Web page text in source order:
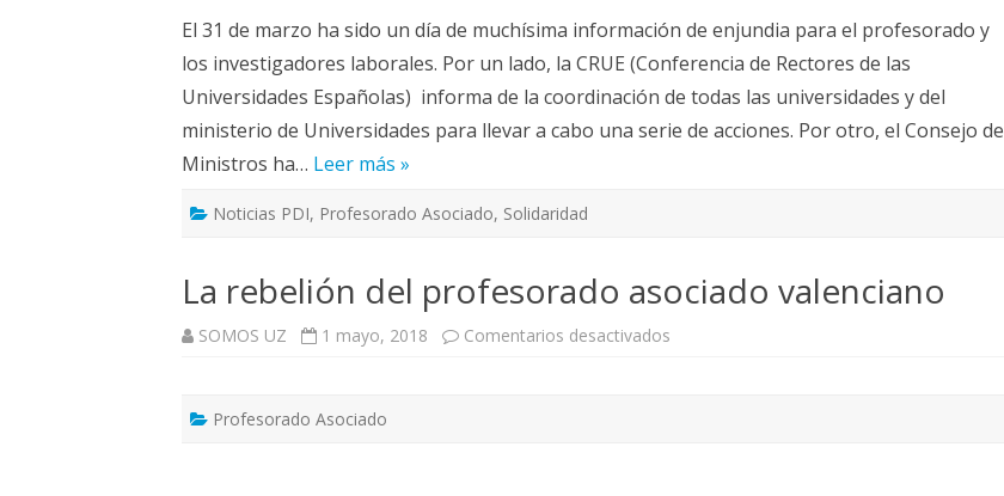
al
personal
temporal
de
las
Universidades
El 31 de marzo ha sido un día de muchísima información de enjundia para el profesorado y
los investigadores laborales. Por un lado, la CRUE (Conferencia de Rectores de las
Universidades Españolas) informa de la coordinación de todas las universidades y del
ministerio de Universidades para llevar a cabo una serie de acciones. Por otro, el Consejo de
Ministros ha… Leer más »
Noticias PDI, Profesorado Asociado, Solidaridad
La rebelión del profesorado asociado valenciano
SOMOS UZ 1 mayo, 2018 Comentarios desactivados
Profesorado Asociado